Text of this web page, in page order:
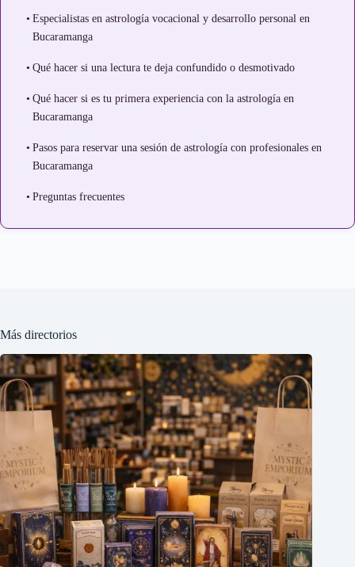
Especialistas en astrología vocacional y desarrollo personal en
Bucaramanga
Qué hacer si una lectura te deja confundido o desmotivado
Qué hacer si es tu primera experiencia con la astrología en
Bucaramanga
Pasos para reservar una sesión de astrología con profesionales en
Bucaramanga
Preguntas frecuentes
Más directorios